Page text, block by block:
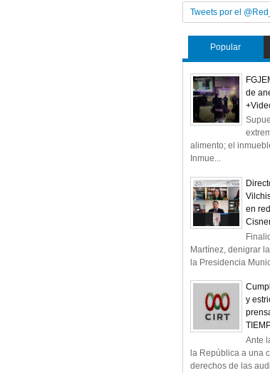
Tweets por el
Popular
de
alimento; el
Inmue...
en
Martínez, denigrar
la Presidencia
y
Ante
la República a una
derechos de las